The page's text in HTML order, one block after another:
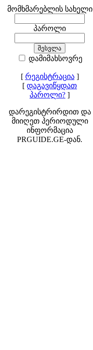
მომხმარებლის სახელი
პაროლი
დამიმახსოვრე
[ რეგისტრაცია]
[ დაგავიწყდათ
პაროლი? ]
დარეგისტრირდით და
მიიღეთ პერიოდული
ინფორმაცია
PRGUIDE.GE-დან.